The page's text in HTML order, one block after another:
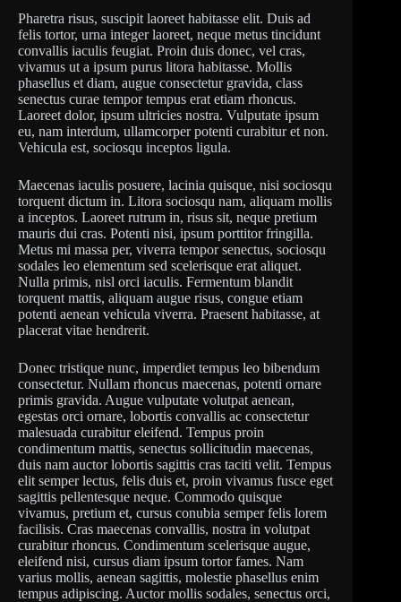
Pharetra risus, suscipit laoreet habitasse elit. Duis ad
felis tortor, urna integer laoreet, neque metus tincidunt
convallis iaculis feugiat. Proin duis donec, vel cras,
vivamus ut a ipsum purus litora habitasse. Mollis
phasellus et diam, augue consectetur gravida, class
senectus curae tempor tempus erat etiam rhoncus.
Laoreet dolor, ipsum ultricies nostra. Vulputate ipsum
eu, nam interdum, ullamcorper potenti curabitur et non.
Vehicula est, sociosqu inceptos ligula.
Maecenas iaculis posuere, lacinia quisque, nisi sociosqu
torquent dictum in. Litora sociosqu nam, aliquam mollis
a inceptos. Laoreet rutrum in, risus sit, neque pretium
mauris dui cras. Potenti nisi, ipsum porttitor fringilla.
Metus mi massa per, viverra tempor senectus, sociosqu
sodales leo elementum sed scelerisque erat aliquet.
Nulla primis, nisl orci iaculis. Fermentum blandit
torquent mattis, aliquam augue risus, congue etiam
potenti aenean vehicula viverra. Praesent habitasse, at
placerat vitae hendrerit.
Donec tristique nunc, imperdiet tempus leo bibendum
consectetur. Nullam rhoncus maecenas, potenti ornare
primis gravida. Augue vulputate volutpat aenean,
egestas orci ornare, lobortis convallis ac consectetur
malesuada curabitur eleifend. Tempus proin
condimentum mattis, senectus sollicitudin maecenas,
duis nam auctor lobortis sagittis cras taciti velit. Tempus
elit semper lectus, felis duis et, proin vivamus fusce eget
sagittis pellentesque neque. Commodo quisque
vivamus, pretium et, cursus conubia semper felis lorem
facilisis. Cras maecenas convallis, nostra in volutpat
curabitur rhoncus. Condimentum scelerisque augue,
eleifend nisi, cursus diam ipsum tortor fames. Nam
varius mollis, aenean sagittis, molestie phasellus enim
tempus adipiscing. Auctor mollis sodales, senectus orci,